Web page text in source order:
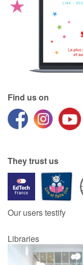
Find us on
They trust us
Our users testify
Libraries